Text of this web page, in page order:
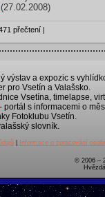
(27.02.2008)
přečtení |
výstav a expozic s
pro Vsetín a Valašsko.
Vsetína, timelapse,
- portál s informacemi o
Fotoklubu Vsetín.
slovník.
| Informace o zpracování
© 2006 –